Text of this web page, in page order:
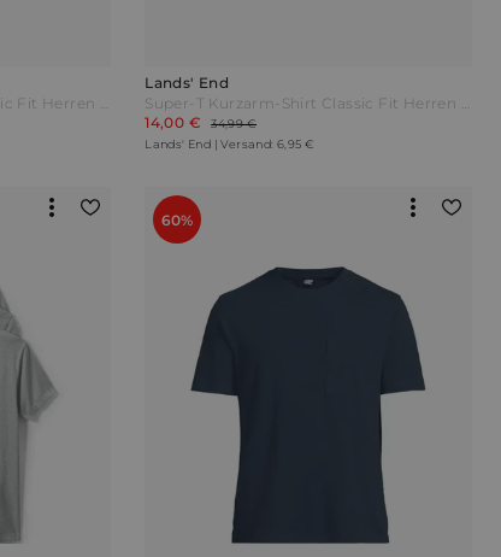
Super-T Kurzarm-Shirt Classic Fit Herren Rot by Lands' End
Lands' End
Super-T Kurzarm-Shirt Classic Fit Herren Braun by Lands' End
14,00 €
34,99 €
Lands' End | Versand: 6,95 €
60%